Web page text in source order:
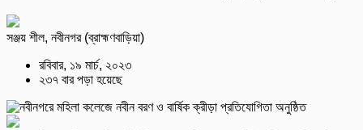
সঞ্জয় শীল, নবীনগর (ব্রাহ্মণবাড়িয়া)
রবিবার, ১৯ মার্চ, ২০২৩
২৩৭ বার পড়া হয়েছে